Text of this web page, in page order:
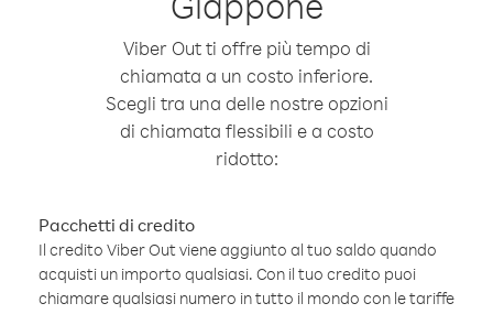
Viber Out ti offre più tempo di
chiamata a un costo inferiore.
Scegli tra una delle nostre opzioni
di chiamata flessibili e a costo
ridotto:
Pacchetti di credito
Il credito Viber Out viene aggiunto al tuo saldo quando
acquisti un importo qualsiasi. Con il tuo credito puoi
chiamare qualsiasi numero in tutto il mondo con le tariffe